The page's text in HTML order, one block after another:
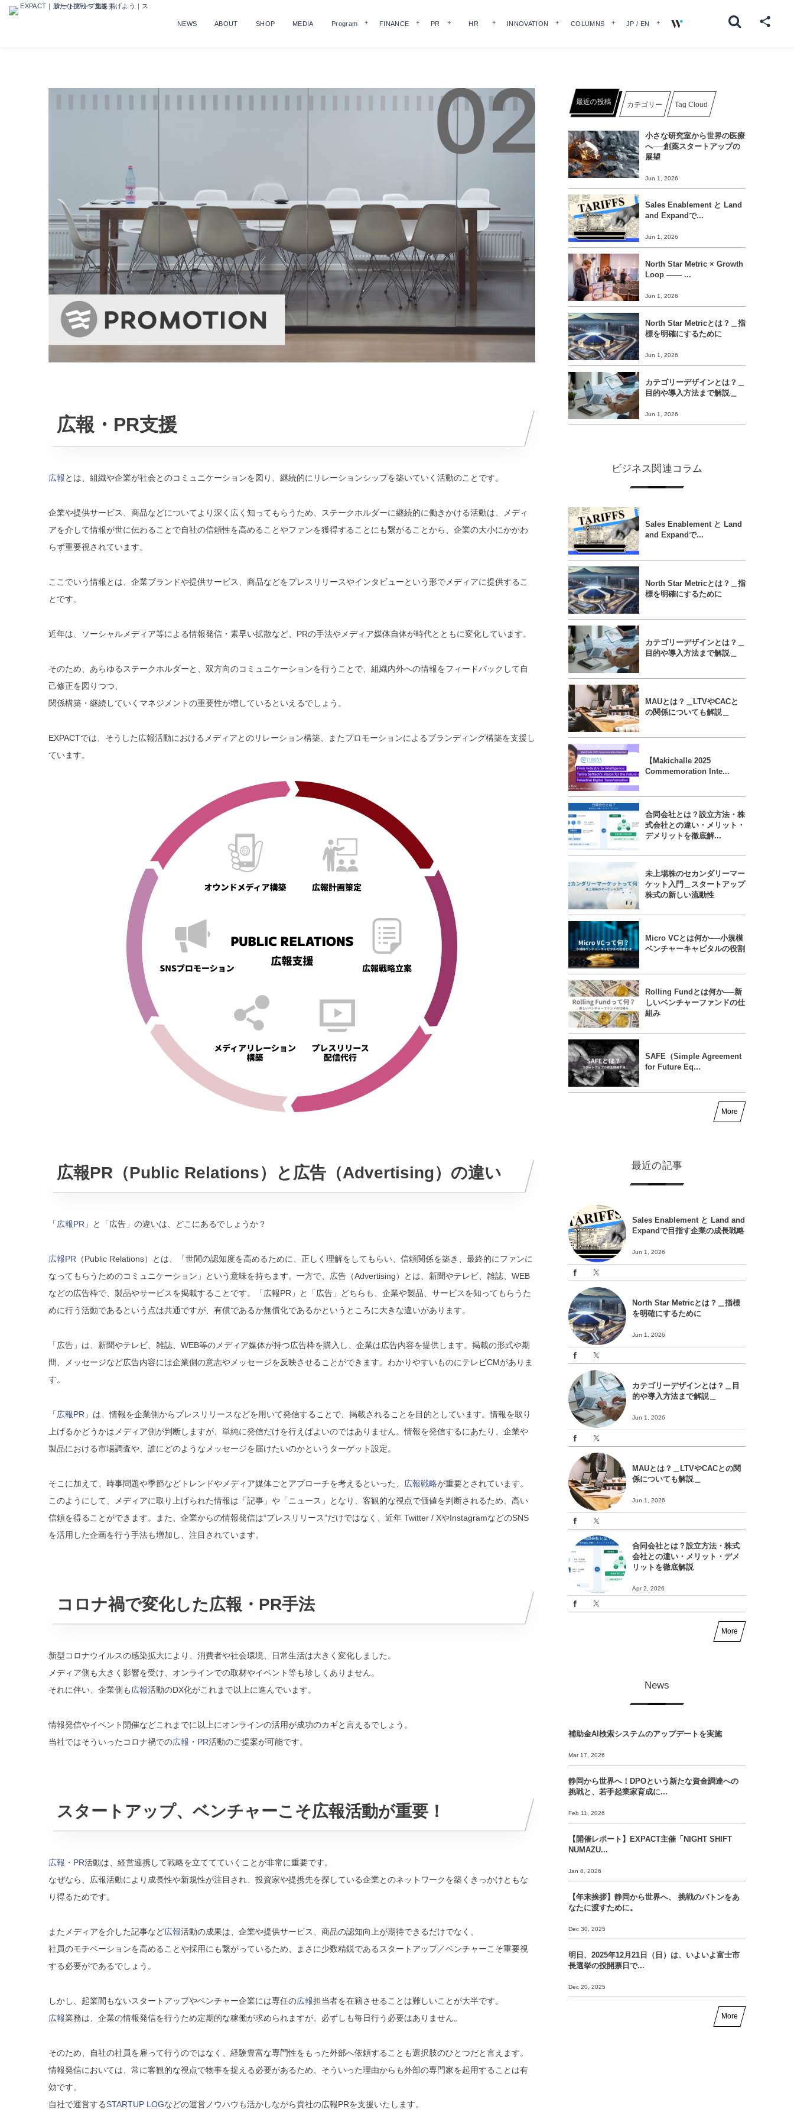
NEWS ABOUT SHOP MEDIA Program FINANCE PR HR INNOVATION COLUMNS JP / EN
広報・PR支援
広報とは、組織や企業が社会とのコミュニケーションを図り、継続的にリレーションシップを築いていく活動のことです。
企業や提供サービス、商品などについてより深く広く知ってもらうため、ステークホルダーに継続的に働きかける活動は、メディ
アを介して情報が世に伝わることで自社の信頼性を高めることやファンを獲得することにも繋がることから、企業の大小にかかわ
らず重要視されています。
ここでいう情報とは、企業ブランドや提供サービス、商品などをプレスリリースやインタビューという形でメディアに提供するこ
とです。
近年は、ソーシャルメディア等による情報発信・素早い拡散など、PRの手法やメディア媒体自体が時代とともに変化しています。
そのため、あらゆるステークホルダーと、双方向のコミュニケーションを行うことで、組織内外への情報をフィードバックして自
己修正を図りつつ、
関係構築・継続していくマネジメントの重要性が増しているといえるでしょう。
EXPACTでは、そうした広報活動におけるメディアとのリレーション構築、またプロモーションによるブランディング構築を支援し
ています。
広報PR（Public Relations）と広告（Advertising）の違い
「広報PR 」と「広告」の違いは、どこにあるでしょうか？
広報PR （Public Relations）とは、「世間の認知度を高めるために、正しく理解をしてもらい、信頼関係を築き、最終的にファンに
なってもらうためのコミュニケーション」という意味を持ちます。一方で、広告（Advertising）とは、新聞やテレビ、雑誌、WEB
などの広告枠で、製品やサービスを掲載することです。「広報PR」と「広告」どちらも、企業や製品、サービスを知ってもらうた
めに行う活動であるという点は共通ですが、有償であるか無償化であるかというところに大きな違いがあります。
「広告」は、新聞やテレビ、雑誌、WEB等のメディア媒体が持つ広告枠を購入し、企業は広告内容を提供します。掲載の形式や期
間、メッセージなど広告内容には企業側の意志やメッセージを反映させることができます。わかりやすいものにテレビCMがありま
す。
「広報PR 」は、情報を企業側からプレスリリースなどを用いて発信することで、掲載されることを目的としています。情報を取り
上げるかどうかはメディア側が判断しますが、単純に発信だけを行えばよいのではありません。情報を発信するにあたり、企業や
製品における市場調査や、誰にどのようなメッセージを届けたいのかというターゲット設定。
そこに加えて、時事問題や季節などトレンドやメディア媒体ごとアプローチを考えるといった、 広報戦略が重要とされています。
このようにして、メディアに取り上げられた情報は「記事」や「ニュース」となり、客観的な視点で価値を判断されるため、高い
信頼を得ることができます。また、企業からの情報発信は“プレスリリース”だけではなく、近年 Twitter / XやInstagramなどのSNS
を活用した企画を行う手法も増加し、注目されています。
コロナ禍で変化した広報・PR手法
新型コロナウイルスの感染拡大により、消費者や社会環境、日常生活は大きく変化しました。
メディア側も大きく影響を受け、オンラインでの取材やイベント等も珍しくありません。
それに伴い、企業側も広報活動のDX化がこれまで以上に進んでいます。
情報発信やイベント開催などこれまでに以上にオンラインの活用が成功のカギと言えるでしょう。
当社ではそういったコロナ禍での広報・PR活動のご提案が可能です。
スタートアップ、ベンチャーこそ広報活動が重要！
広報・PR活動は、経営連携して戦略を立ててていくことが非常に重要です。
なぜなら、広報活動により成長性や新規性が注目され、投資家や提携先を探している企業とのネットワークを築くきっかけともな
り得るためです。
またメディアを介した記事など広報活動の成果は、企業や提供サービス、商品の認知向上が期待できるだけでなく、
社員のモチベーションを高めることや採用にも繋がっているため、まさに少数精鋭であるスタートアップ／ベンチャーこそ重要視
する必要がであるでしょう。
しかし、起業間もないスタートアップやベンチャー企業には専任の広報担当者を在籍させることは難しいことが大半です。
広報業務は、企業の情報発信を行うため定期的な稼働が求められますが、必ずしも毎日行う必要はありません。
そのため、自社の社員を雇って行うのではなく、経験豊富な専門性をもった外部へ依頼することも選択肢のひとつだと言えます。
情報発信においては、常に客観的な視点で物事を捉える必要があるため、そういった理由からも外部の専門家を起用することは有
効です。
自社で運営するSTARTUP LOGなどの運営ノウハウも活かしながら貴社の広報PRを支援いたします。
最近の投稿 カテゴリー Tag Cloud
小さな研究室から世界の医療
へ──創薬スタートアップの
展望
Jun 1, 2026
Sales Enablement と Land
and Expandで...
Jun 1, 2026
North Star Metric × Growth
Loop ―― ...
Jun 1, 2026
North Star Metricとは？＿指
標を明確にするために
Jun 1, 2026
カテゴリーデザインとは？＿
目的や導入方法まで解説＿
Jun 1, 2026
ビジネス関連コラム
Sales Enablement と Land
and Expandで...
North Star Metricとは？＿指
標を明確にするために
カテゴリーデザインとは？＿
目的や導入方法まで解説＿
MAUとは？＿LTVやCACと
の関係についても解説＿
【Makichalle 2025
Commemoration Inte...
合同会社とは？設立方法・株
式会社との違い・メリット・
デメリットを徹底解...
未上場株のセカンダリーマー
ケット入門＿スタートアップ
株式の新しい流動性
Micro VCとは何か──小規模
ベンチャーキャピタルの役割
Rolling Fundとは何か──新
しいベンチャーファンドの仕
組み
SAFE（Simple Agreement
for Future Eq...
More
最近の記事
Sales Enablement と Land and
Expandで目指す企業の成長戦略
Jun 1, 2026
North Star Metricとは？＿指標
を明確にするために
Jun 1, 2026
カテゴリーデザインとは？＿目
的や導入方法まで解説＿
Jun 1, 2026
MAUとは？＿LTVやCACとの関
係についても解説＿
Jun 1, 2026
合同会社とは？設立方法・株式
会社との違い・メリット・デメ
リットを徹底解説
Apr 2, 2026
More
News
補助金AI検索システムのアップデートを実施
Mar 17, 2026
静岡から世界へ！DPOという新たな資金調達への
挑戦と、若手起業家育成に...
Feb 11, 2026
【開催レポート】EXPACT主催「NIGHT SHIFT
NUMAZU...
Jan 8, 2026
【年末挨拶】静岡から世界へ、 挑戦のバトンをあ
なたに渡すために。
Dec 30, 2025
明日、2025年12月21日（日）は、いよいよ富士市
長選挙の投開票日で...
Dec 20, 2025
More